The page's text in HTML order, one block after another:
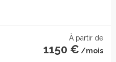
À partir de
1150 € /mois